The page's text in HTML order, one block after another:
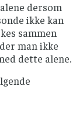
dersom
ikke kan
sammen
man ikke
dette alene.